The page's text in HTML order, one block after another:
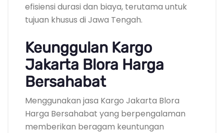
efisiensi durasi dan biaya, terutama untuk
tujuan khusus di Jawa Tengah.
Keunggulan Kargo
Jakarta Blora Harga
Bersahabat
Menggunakan jasa Kargo Jakarta Blora
Harga Bersahabat yang berpengalaman
memberikan beragam keuntungan